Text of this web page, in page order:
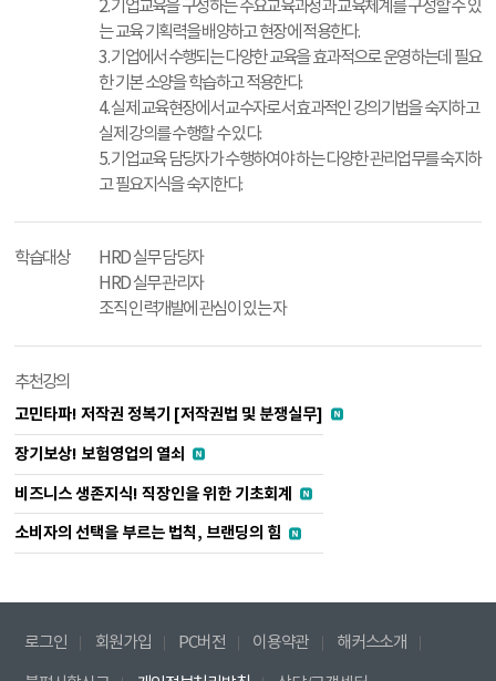
2. 기업교육을 구성하는 주요교육과정과 교육체계를 구성할 수 있
는 교육 기획력을 배양하고 현장에 적용한다.
3. 기업에서 수행되는 다양한 교육을 효과적으로 운영하는데 필요
한 기본 소양을 학습하고 적용한다.
4. 실제 교육현장에서 교수자로서 효과적인 강의기법을 숙지하고
실제 강의를 수행할 수 있다.
5. 기업교육 담당자가 수행하여야 하는 다양한 관리업무를 숙지하
고 필요지식을 숙지한다.
학습대상
HRD 실무 담당자
HRD 실무 관리자
조직 인력개발에 관심이 있는 자
추천강의
고민타파! 저작권 정복기 [저작권법 및 분쟁실무]
장기보상! 보험영업의 열쇠
비즈니스 생존지식! 직장인을 위한 기초회계
소비자의 선택을 부르는 법칙, 브랜딩의 힘
로그인 회원가입 PC버전 이용약관 해커스소개